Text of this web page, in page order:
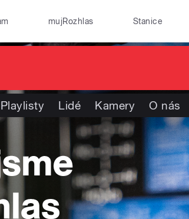
mujRozhlas Stanice
Playlisty Lidé Kamery O nás